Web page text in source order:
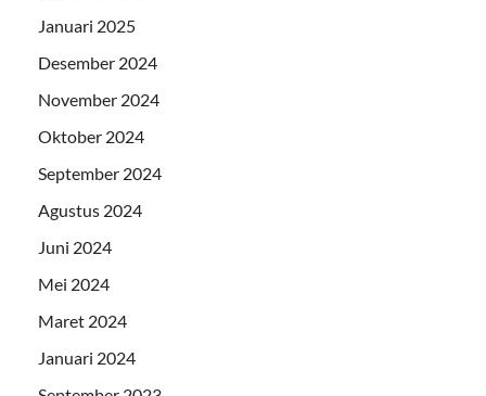
Januari 2025
Desember 2024
November 2024
Oktober 2024
September 2024
Agustus 2024
Juni 2024
Mei 2024
Maret 2024
Januari 2024